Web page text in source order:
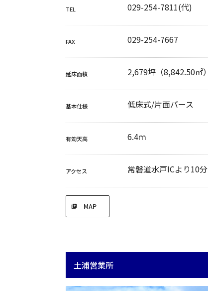
TEL 029-254-7811(代)
FAX 029-254-7667
延床面積 2,679坪（8,842.50㎡）
基本仕様 低床式/片面バース
有効天高 6.4ｍ
アクセス 常磐道水戸ICより10分
MAP
土浦営業所